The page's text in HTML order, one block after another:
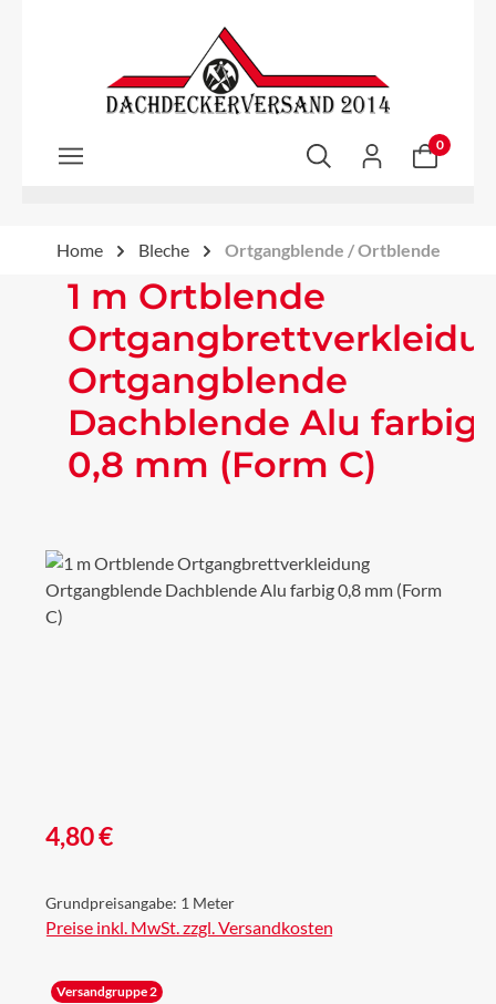
Zum Hauptinhalt springen
0
Home Bleche Ortgangblende / Ortblende
1 m Ortblende
Ortgangblende
Dachblende Alu farbig
0,8 mm (Form C)
Bildergalerie überspringen
Regulärer Preis:
4,80 €
Grundpreisangabe: 1 Meter
Preise inkl. MwSt. zzgl. Versandkosten
Versandgruppe 2